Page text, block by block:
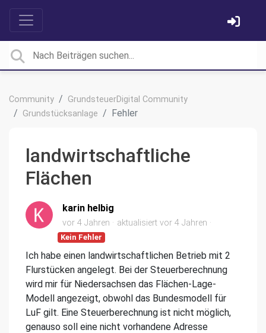
Community
GrundsteuerDigital Community
Grundstücksanlage
Fehler
landwirtschaftliche
Flächen
karin helbig
vor 4 Jahren aktualisiert vor 4 Jahren
Kein Fehler
Ich habe einen landwirtschaftlichen Betrieb mit 2
Flurstücken angelegt. Bei der Steuerberechnung
wird mir für Niedersachsen das Flächen-Lage-
Modell angezeigt, obwohl das Bundesmodell für
LuF gilt. Eine Steuerberechnung ist nicht möglich,
genauso soll eine nicht vorhandene Adresse